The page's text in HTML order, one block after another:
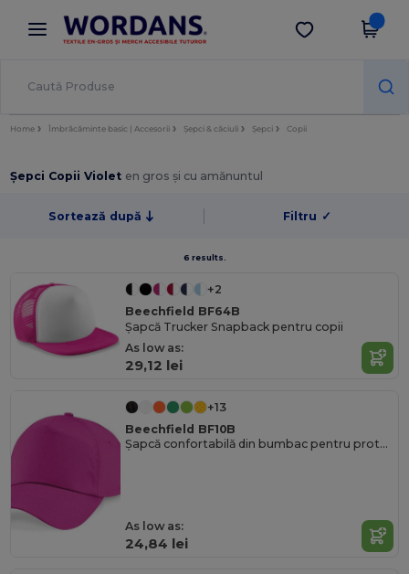
× Aplicația Wordans
Prețuri mai bune în aplicație!
Descarcă app
Home Îmbrăcăminte basic | Accesorii Șepci & căciuli Șepci Copii
Șepci Copii Violet en gros și cu amănuntul
Sortează după Filtru ✓
6 results.
+2
Beechfield BF64B
Șapcă Trucker Snapback pentru copii
As low as:
29,12 lei
+13
Beechfield BF10B
Șapcă confortabilă din bumbac pentru protecția solară a copiilor
As low as:
24,84 lei